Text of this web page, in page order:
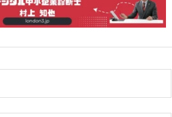

メニュ


次へ